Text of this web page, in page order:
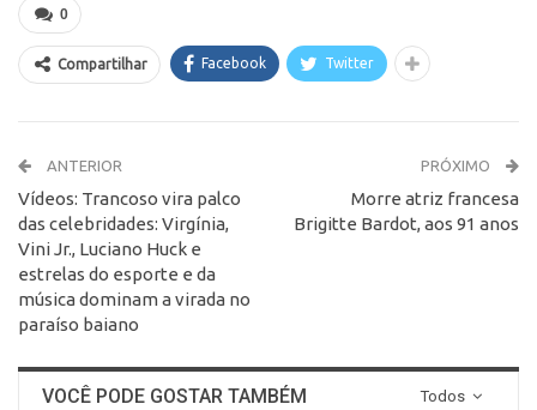
0
Compartilhar Facebook Twitter
ANTERIOR
Vídeos: Trancoso vira palco
das celebridades: Virgínia,
Vini Jr., Luciano Huck e
estrelas do esporte e da
música dominam a virada no
paraíso baiano
PRÓXIMO
Morre atriz francesa
Brigitte Bardot, aos 91 anos
Todos
VOCÊ PODE GOSTAR TAMBÉM